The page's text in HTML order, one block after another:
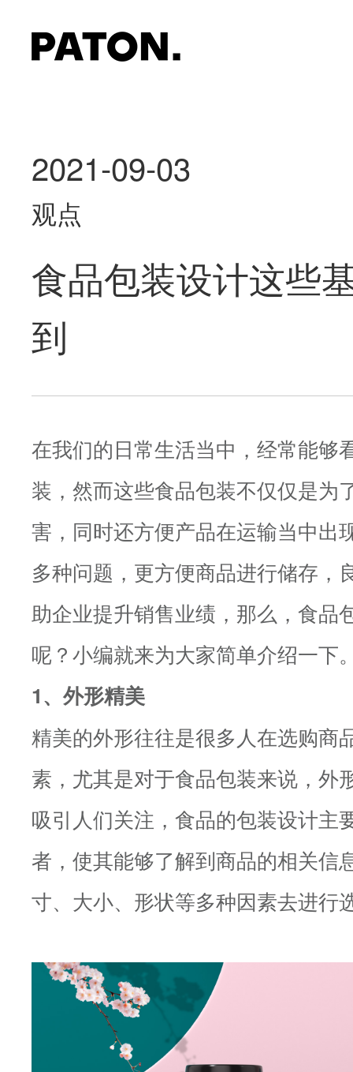
2021-09-03
观点
食品包装设计这些
到
在我们的日常生活当中，经常能够
装，然而这些食品包装不仅仅是为
害，同时还方便产品在运输当中出
多种问题，更方便商品进行储存，
助企业提升销售业绩，那么，食品
呢？小编就来为大家简单介绍一下
1、外形精美
精美的外形往往是很多人在选购商
素，尤其是对于食品包装来说，外
吸引人们关注，食品的包装设计主
者，使其能够了解到商品的相关信
寸、大小、形状等多种因素去进行